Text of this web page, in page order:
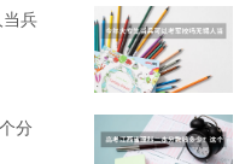
兵
分